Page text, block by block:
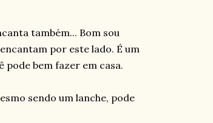
também... Bom sou
por este lado. É um
pode bem fazer em casa.
sendo um lanche, pode